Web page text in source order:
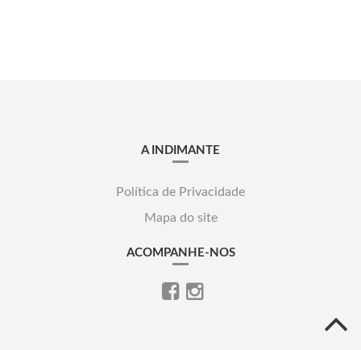
A INDIMANTE
Política de Privacidade
Mapa do site
ACOMPANHE-NOS